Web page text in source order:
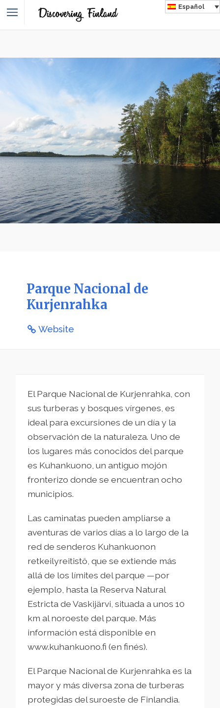
Español
Parque Nacional de
Kurjenrahka
Website
El Parque Nacional de Kurjenrahka, con
sus turberas y bosques vírgenes, es
ideal para excursiones de un día y la
observación de la naturaleza. Uno de
los lugares más conocidos del parque
es Kuhankuono, un antiguo mojón
fronterizo donde se encuentran ocho
municipios.
Las caminatas pueden ampliarse a
aventuras de varios días a lo largo de la
red de senderos Kuhankuonon
retkeilyreitistö, que se extiende más
allá de los límites del parque —por
ejemplo, hasta la Reserva Natural
Estricta de Vaskijärvi, situada a unos 10
km al noroeste del parque. Más
información está disponible en
www.kuhankuono.fi (en finés).
El Parque Nacional de Kurjenrahka es la
mayor y más diversa zona de turberas
protegidas del suroeste de Finlandia.